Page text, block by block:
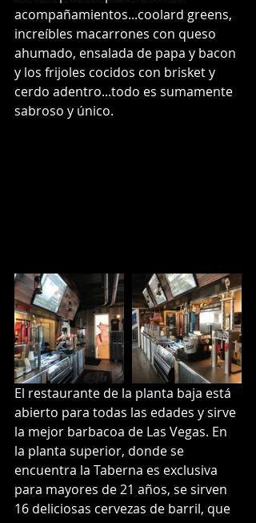
acompañamientos...coolard greens,
increíbles macarrones con queso
ahumado, ensalada de papa y bacon
y los frijoles cocidos con brisket y
cerdo adentro...todo es sumamente
sabroso y único.
El restaurante de la planta baja está
abierto para todas las edades y sirve
la mejor barbacoa de Las Vegas. En
la planta superior, donde se
encuentra la Taberna es exclusiva
para mayores de 21 años, se sirven
16 deliciosas cervezas de barril, que